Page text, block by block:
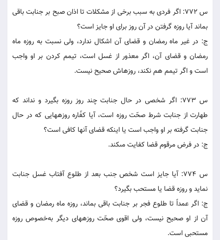
س 772: اگر فردى به سبب برخى از مشکلات تا اذان صبح بر جنابت باقى
بماند آيا روزه گرفتن در آن روز براى او جايز است؟
ج: در غير ماه رمضان و قضاى آن اشکال ندارد، ولى نسبت به روزه ماه
رمضان و قضاى آن، اگر معذور از غسل است، تيمم کردن بر او واجب
است و اگر تيمم هم نکند، روزه‏اش صحيح نيست.
س 773: اگر شخصى در حال جنابت چند روز روزه بگيرد و نداند که
طهارت از جنابت شرط صحّت‏ روزه است، آيا کفّاره روزه‏هايى که در حال
جنابت گرفته بر او واجب است يا اينکه قضاى آنها کافى است؟
ج: در فرض مرقوم قضا کفايت مى‏کند.
س 774: آيا جايز است شخص جنب بعد از طلوع آفتاب غسل جنابت
نمايد و روزه قضا يا مستحب بگيرد؟
ج: اگر عمداً تا طلوع فجر بر جنابت باقى بماند، روزه ماه رمضان و قضاى
آن از او صحيح نيست، ولى اقوى صحّت‏ روزه‏هاى ديگر به‌خصوص روزه
مستحبى است.